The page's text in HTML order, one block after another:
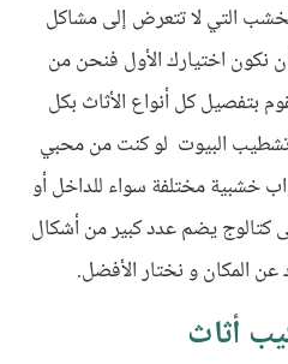
التي لا تتعرض إلى مشاكل
اختيارك الأول فنحن من
بتفصيل كل أنواع الأثاث بكل
تشطيب البيوت لو كنت من محبي
خشبية مختلفة سواء للداخل أو
كتالوج يضم عدد كبير من أشكال
عن المكان و نختار الأفضل.
أثاث